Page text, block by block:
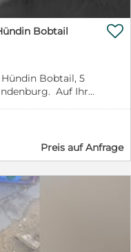
gehen mit Maji
mit Maji mit
an der Leine,
Hundekenner
Dame, wo sie
Bobtail
Bobtail, 5
Auf Ihre

Preis auf Anfrage